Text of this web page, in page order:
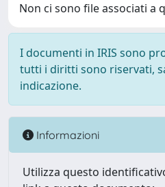
Non ci sono file associati a
I documenti in IRIS sono
tutti i diritti sono riservati,
indicazione.
Informazioni
Utilizza questo